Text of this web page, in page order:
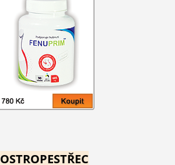
OSTROPESTŘEC